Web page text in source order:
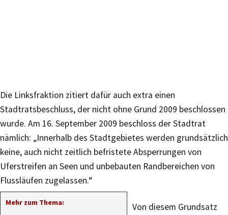
Die Linksfraktion zitiert dafür auch extra einen
Stadtratsbeschluss, der nicht ohne Grund 2009 beschlossen
wurde. Am 16. September 2009 beschloss der Stadtrat
nämlich: „Innerhalb des Stadtgebietes werden grundsätzlich
keine, auch nicht zeitlich befristete Absperrungen von
Uferstreifen an Seen und unbebauten Randbereichen von
Flussläufen zugelassen.“
Mehr zum Thema:
Von diesem Grundsatz